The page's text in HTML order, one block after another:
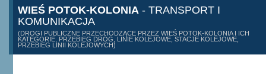
WIEŚ POTOK-KOLONIA - TRANSPORT I
KOMUNIKACJA
(DROGI PUBLICZNE PRZECHODZĄCE PRZEZ WIEŚ POTOK-KOLONIA I ICH
KATEGORIE, PRZEBIEG DRÓG, LINIE KOLEJOWE, STACJE KOLEJOWE,
PRZEBIEG LINII KOLEJOWYCH)